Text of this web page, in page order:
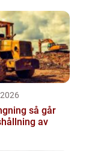
så går
av